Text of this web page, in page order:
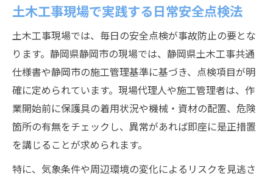
土木工事現場で実践する日常安全点検法
土木工事現場では、毎日の安全点検が事故防止の要とな
ります。静岡県静岡市の現場では、静岡県土木工事共通
仕様書や静岡市の施工管理基準に基づき、点検項目が明
確に定められています。現場代理人や施工管理者は、作
業開始前に保護具の着用状況や機械・資材の配置、危険
箇所の有無をチェックし、異常があれば即座に是正措置
を講じることが求められます。
特に、気象条件や周辺環境の変化によるリスクを見逃さ